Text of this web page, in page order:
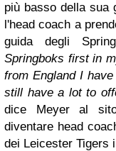
più basso della sua
l'head coach a
guida degli
Springboks first in
from England I
still have a lot to
dice Meyer al
diventare head
dei Leicester Tigers